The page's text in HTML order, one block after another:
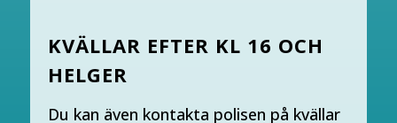
KVÄLLAR EFTER KL 16 OCH
HELGER
Du kan även kontakta polisen på kvällar